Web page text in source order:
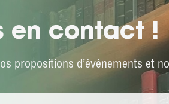
en contact !
propositions d’événements et